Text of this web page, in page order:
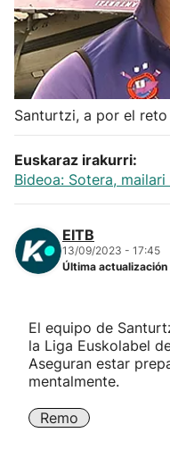
Ciclismo
Herri-kirolak
Balonmano
Kirolak 360
Atletismo
Carreras de montaña
Más deportes
"Helmuga"
Santurtzi, a por el
Euskaraz irakurri:
Bideoa: Sotera,
EITB
13/09/2023 - 17:45
Última actualización
El equipo de
la Liga Euskolabel
Aseguran estar
mentalmente.
Remo